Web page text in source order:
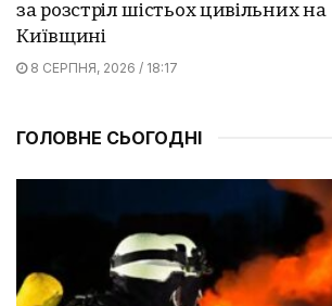
за розстріл шістьох цивільних на
Київщині
8 СЕРПНЯ, 2026 / 18:17
ГОЛОВНЕ СЬОГОДНІ